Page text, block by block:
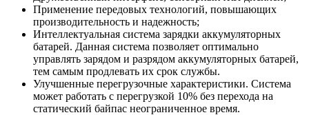
Применение передовых технологий, повышающих
производительность и надежность;
Интеллектуальная система зарядки аккумуляторных
батарей. Данная система позволяет оптимально
управлять зарядом и разрядом аккумуляторных батарей,
тем самым продлевать их срок службы.
Улучшенные перегрузочные характеристики. Система
может работать с перегрузкой 10% без перехода на
статический байпас неограниченное время.